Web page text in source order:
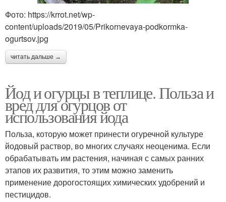
Фото: https://krrot.net/wp-
content/uploads/2019/05/Prikornevaya-podkormka-
ogurtsov.jpg
читать дальше →
Йод и огурцы в теплице. Польза и
вред для огурцов от
использования йода
Польза, которую может принести огуречной культуре
йодовый раствор, во многих случаях неоценима. Если
обрабатывать им растения, начиная с самых ранних
этапов их развития, то этим можно заменить
применение дорогостоящих химических удобрений и
пестицидов.